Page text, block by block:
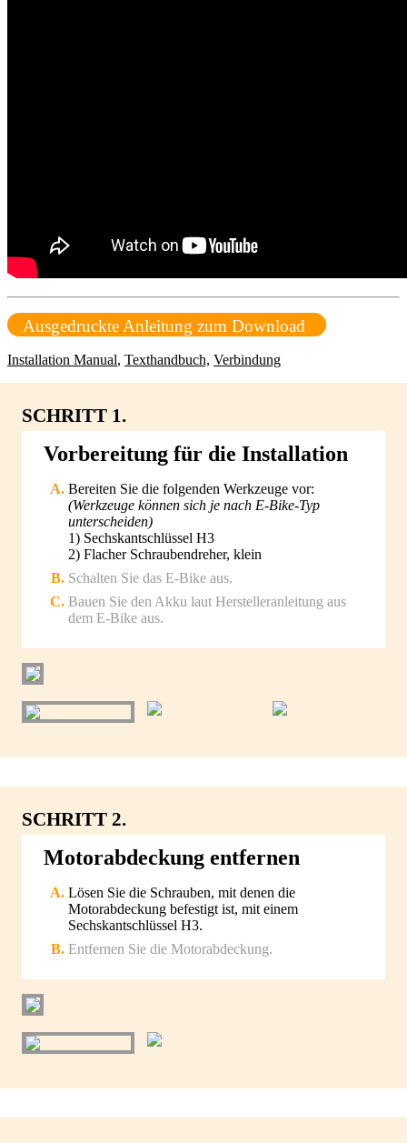
Ausgedruckte Anleitung zum Download
Installation Manual, Texthandbuch, Verbindung
SCHRITT 1.
Vorbereitung für die Installation
Bereiten Sie die folgenden Werkzeuge vor:
(Werkzeuge können sich je nach E-Bike-Typ
unterscheiden)
1) Sechskantschlüssel H3
2) Flacher Schraubendreher, klein
Schalten Sie das E-Bike aus.
Bauen Sie den Akku laut Herstelleranleitung aus
dem E-Bike aus.
SCHRITT 2.
Motorabdeckung entfernen
Lösen Sie die Schrauben, mit denen die
Motorabdeckung befestigt ist, mit einem
Sechskantschlüssel H3.
Entfernen Sie die Motorabdeckung.